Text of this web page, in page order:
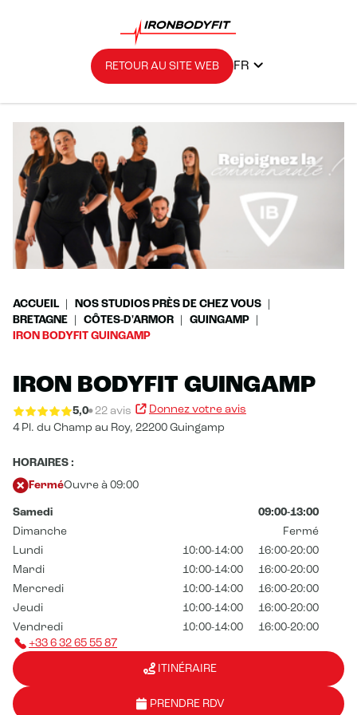
RETOUR AU SITE WEB FR
ACCUEIL
NOS STUDIOS PRÈS DE CHEZ VOUS
BRETAGNE
CÔTES-D'ARMOR
GUINGAMP
IRON BODYFIT GUINGAMP
IRON BODYFIT GUINGAMP
5,0 22 avis
Donnez votre avis
4 Pl. du Champ au Roy, 22200 Guingamp
HORAIRES :
FerméOuvre à 09:00
Samedi
09:00-13:00
Dimanche
Fermé
Lundi
10:00-14:00
16:00-20:00
Mardi
10:00-14:00
16:00-20:00
Mercredi
10:00-14:00
16:00-20:00
Jeudi
10:00-14:00
16:00-20:00
Vendredi
10:00-14:00
16:00-20:00
+33 6 32 65 55 87
ITINÉRAIRE
PRENDRE RDV